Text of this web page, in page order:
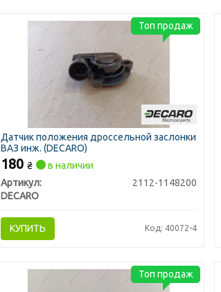
Датчик положения дроссельной заслонки
ВАЗ инж. (DECARO)
180 ₴
в наличии
Артикул:
2112-1148200
DECARO
КУПИТЬ Код: 40072-4
Топ продаж
Топ продаж